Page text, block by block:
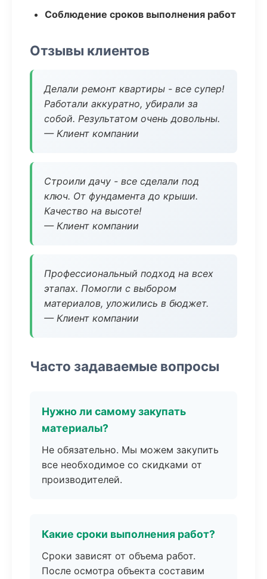
Соблюдение сроков выполнения работ
Отзывы клиентов
Делали ремонт квартиры - все супер!
Работали аккуратно, убирали за
собой. Результатом очень довольны.
— Клиент компании
Строили дачу - все сделали под
ключ. От фундамента до крыши.
Качество на высоте!
— Клиент компании
Профессиональный подход на всех
этапах. Помогли с выбором
материалов, уложились в бюджет.
— Клиент компании
Часто задаваемые вопросы
Нужно ли самому закупать
материалы?
Не обязательно. Мы можем закупить
все необходимое со скидками от
производителей.
Какие сроки выполнения работ?
Сроки зависят от объема работ.
После осмотра объекта составим